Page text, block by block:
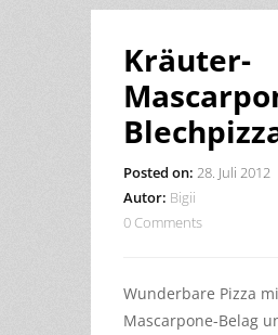
Kräuter-
Posted on: 28. Juli 2012
Autor: Bigii
0 Comments
Wunderbare Pizza
Mascarpone-Belag